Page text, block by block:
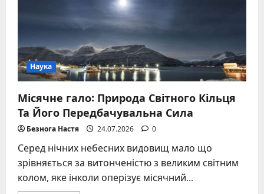
Наука
Місячне гало: Природа Світного Кільця
Та Його Передбачувальна Сила
Безнога Настя 24.07.2026 0
Серед нічних небесних видовищ мало що
зрівняється за витонченістю з великим світним
колом, яке інколи оперізує місячний...